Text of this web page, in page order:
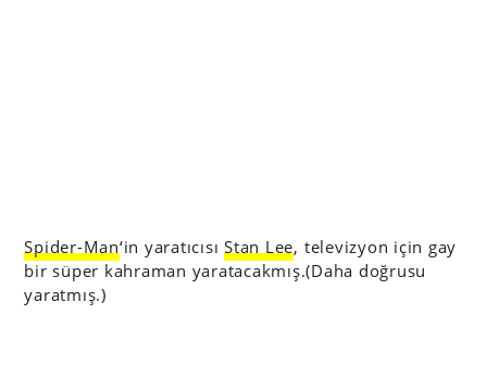
Spider-Man‘in yaratıcısıStan Lee, televizyon için gay
bir süper kahraman yaratacakmış.(Daha doğrusu
yaratmış.)